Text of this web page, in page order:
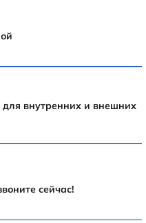
внутренних и внешних
сейчас!